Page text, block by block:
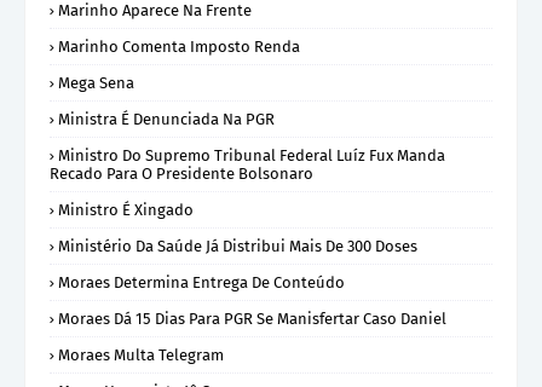
Marinho Aparece Na Frente
Marinho Comenta Imposto Renda
Mega Sena
Ministra É Denunciada Na PGR
Ministro Do Supremo Tribunal Federal Luíz Fux Manda
Recado Para O Presidente Bolsonaro
Ministro É Xingado
Ministério Da Saúde Já Distribui Mais De 300 Doses
Moraes Determina Entrega De Conteúdo
Moraes Dá 15 Dias Para PGR Se Manisfertar Caso Daniel
Moraes Multa Telegram